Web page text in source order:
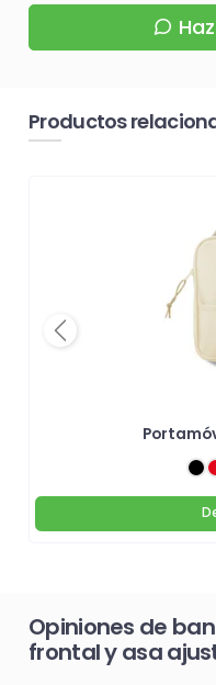
Productos
Previous
Opiniones de
frontal y asa